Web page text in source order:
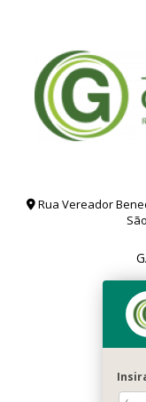
Rua Vereador